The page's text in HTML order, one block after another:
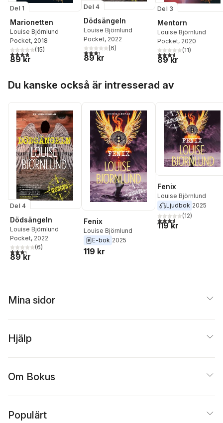
Del 1
Marionetten
Louise Björnlund
Pocket, 2018
3,8utav 5 stjärnor. Totalt antal röster:
(15)
89 kr
Del 4
Dödsängeln
Louise Björnlund
Pocket, 2022
3,3utav 5 stjärnor. Totalt antal röster:
(6)
89 kr
Del 3
Mentorn
Louise Björnlund
Pocket, 2020
3,6utav 5 stjärnor.
(11)
89 kr
Du kanske också är intresserad av
Del 4
Dödsängeln
Louise Björnlund
Pocket, 2022
3,3utav 5 stjärnor. Totalt antal röster:
(6)
89 kr
Fenix
Louise Björnlund
E-bok 2025
119 kr
Fenix
Louise Björnlund
Ljudbok 2025
3,6utav 5 stjärnor.
(12)
119 kr
Mina sidor
Hjälp
Om Bokus
Populärt